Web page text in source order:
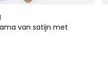
van satijn met